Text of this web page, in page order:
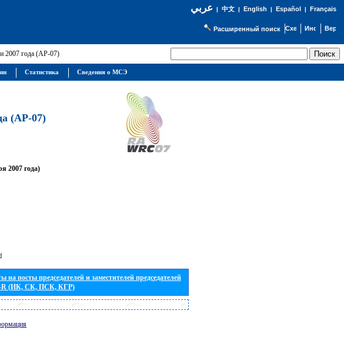
عربي| 中文| English | Español | Français
Расширенный поиск
2007 года (АР-07)
(АР-07)
2007 года)
на посты председателей и заместителей председателей
R (ИК, СК, ПСК, КГР)
Статистика Сведения о МСЭ